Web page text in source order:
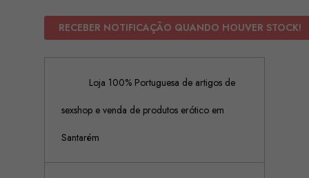
RECEBER NOTIFICAÇÃO QUANDO HOUVER STOCK!
Loja 100% Portuguesa de artigos de
sexshop e venda de produtos erótico em
Santarém